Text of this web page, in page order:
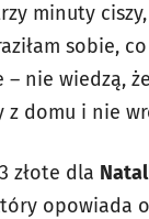
minuty
sobie,
nie wiedzą,
z domu i nie
złote dla
opowiada